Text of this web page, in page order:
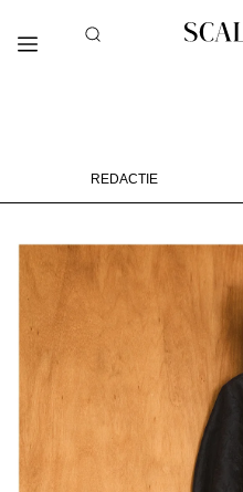
naar de
content
REDACTIE